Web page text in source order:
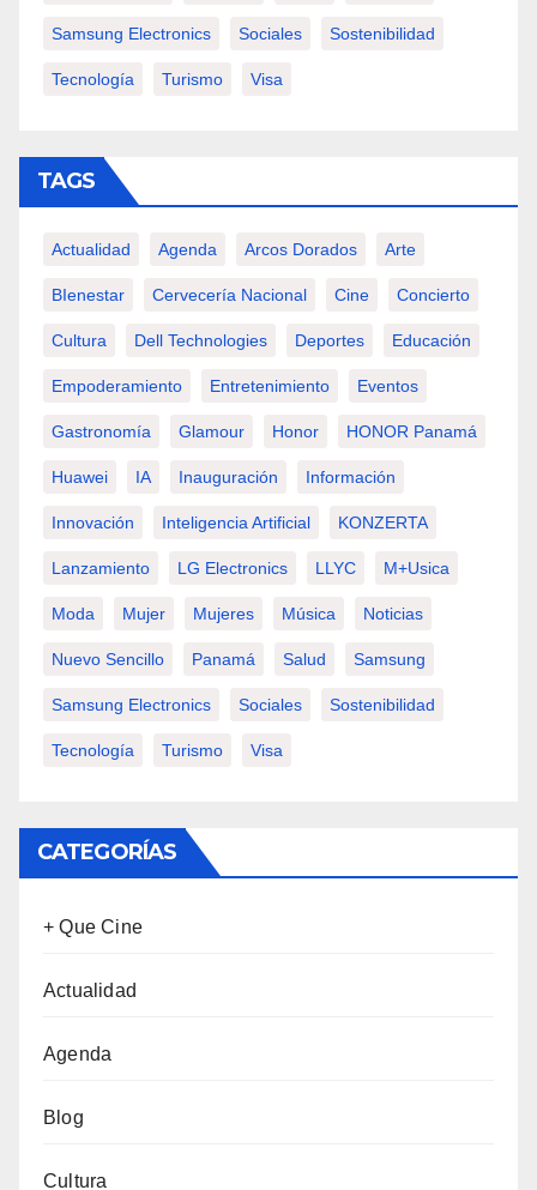
Samsung Electronics Sociales Sostenibilidad
Tecnología Turismo Visa
TAGS
Actualidad Agenda Arcos Dorados Arte
BIenestar Cervecería Nacional Cine Concierto
Cultura Dell Technologies Deportes Educación
Empoderamiento Entretenimiento Eventos
Gastronomía Glamour Honor HONOR Panamá
Huawei IA Inauguración Información
Innovación Inteligencia Artificial KONZERTA
Lanzamiento LG Electronics LLYC M+usica
Moda Mujer Mujeres Música Noticias
Nuevo Sencillo Panamá Salud Samsung
Samsung Electronics Sociales Sostenibilidad
Tecnología Turismo Visa
CATEGORÍAS
+ Que Cine
Actualidad
Agenda
Blog
Cultura